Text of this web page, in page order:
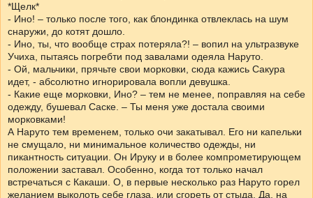
*Щелк*
- Ино! – только после того, как блондинка отвлеклась на шум
снаружи, до котят дошло.
- Ино, ты, что вообще страх потеряла?! – вопил на ультразвуке
Учиха, пытаясь погребти под завалами одеяла Наруто.
- Ой, мальчики, прячьте свои морковки, сюда кажись Сакура
идет, - абсолютно игнорировала вопли девушка.
- Какие еще морковки, Ино? – тем не менее, поправляя на себе
одежду, бушевал Саске. – Ты меня уже достала своими
морковками!
А Наруто тем временем, только очи закатывал. Его ни капельки
не смущало, ни минимальное количество одежды, ни
пикантность ситуации. Он Ируку и в более компрометирующем
положении заставал. Особенно, когда тот только начал
встречаться с Какаши. О, в первые несколько раз Наруто горел
желанием выколоть себе глаза, или сгореть от стыда. Да, на